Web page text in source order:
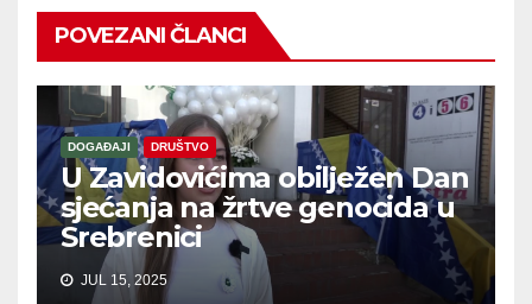
POVEZANI ČLANCI
DOGAĐAJI DRUŠTVO
U Zavidovićima obilježen Dan
sjećanja na žrtve genocida u
Srebrenici
JUL 15, 2025